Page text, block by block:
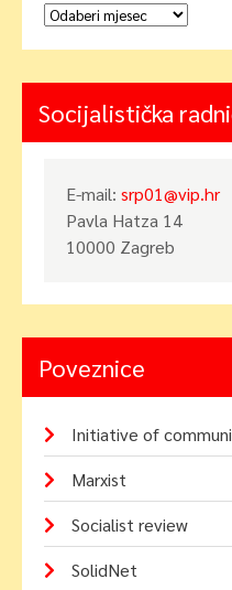
Arhiva
Socijalistička
E-mail: srp01@vip.hr
Pavla Hatza 14
10000 Zagreb
Poveznice
Initiative of
Marxist
Socialist review
SolidNet